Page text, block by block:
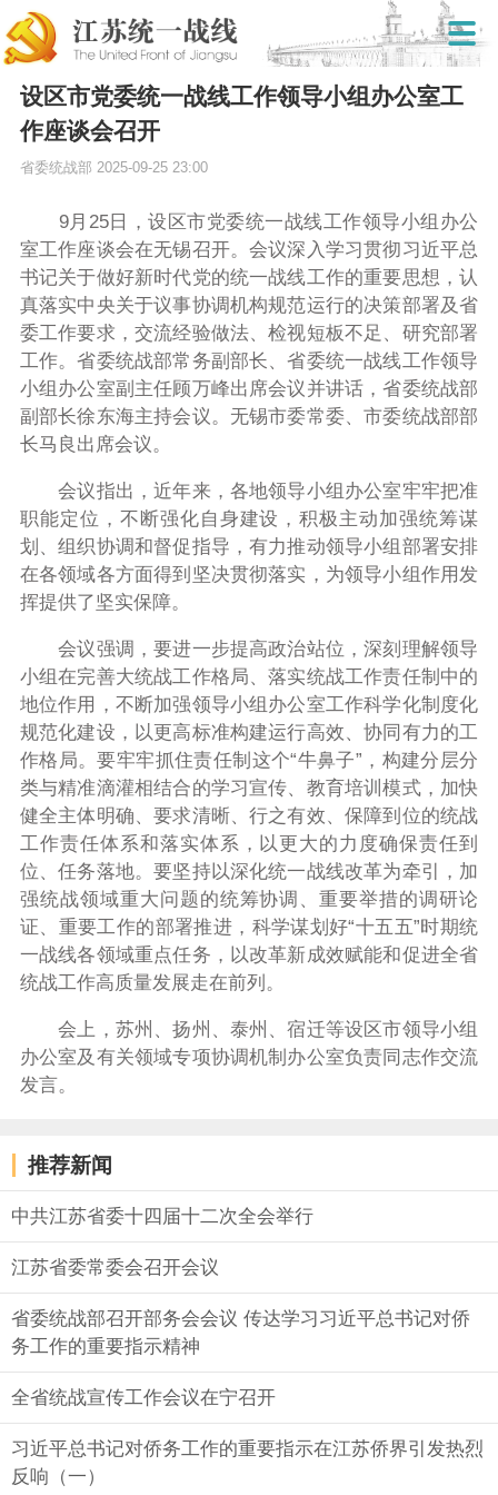
设区市党委统一战线工作领导小组办公室工
作座谈会召开
省委统战部 2025-09-25 23:00
9月25日，设区市党委统一战线工作领导小组办公
室工作座谈会在无锡召开。会议深入学习贯彻习近平总
书记关于做好新时代党的统一战线工作的重要思想，认
真落实中央关于议事协调机构规范运行的决策部署及省
委工作要求，交流经验做法、检视短板不足、研究部署
工作。省委统战部常务副部长、省委统一战线工作领导
小组办公室副主任顾万峰出席会议并讲话，省委统战部
副部长徐东海主持会议。无锡市委常委、市委统战部部
长马良出席会议。
会议指出，近年来，各地领导小组办公室牢牢把准
职能定位，不断强化自身建设，积极主动加强统筹谋
划、组织协调和督促指导，有力推动领导小组部署安排
在各领域各方面得到坚决贯彻落实，为领导小组作用发
挥提供了坚实保障。
会议强调，要进一步提高政治站位，深刻理解领导
小组在完善大统战工作格局、落实统战工作责任制中的
地位作用，不断加强领导小组办公室工作科学化制度化
规范化建设，以更高标准构建运行高效、协同有力的工
作格局。要牢牢抓住责任制这个“牛鼻子”，构建分层分
类与精准滴灌相结合的学习宣传、教育培训模式，加快
健全主体明确、要求清晰、行之有效、保障到位的统战
工作责任体系和落实体系，以更大的力度确保责任到
位、任务落地。要坚持以深化统一战线改革为牵引，加
强统战领域重大问题的统筹协调、重要举措的调研论
证、重要工作的部署推进，科学谋划好“十五五”时期统
一战线各领域重点任务，以改革新成效赋能和促进全省
统战工作高质量发展走在前列。
会上，苏州、扬州、泰州、宿迁等设区市领导小组
办公室及有关领域专项协调机制办公室负责同志作交流
发言。
推荐新闻
中共江苏省委十四届十二次全会举行
江苏省委常委会召开会议
省委统战部召开部务会会议 传达学习习近平总书记对侨
务工作的重要指示精神
全省统战宣传工作会议在宁召开
习近平总书记对侨务工作的重要指示在江苏侨界引发热烈
反响（一）